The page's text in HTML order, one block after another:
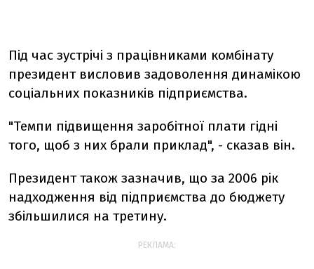
Під час зустрічі з працівниками комбінату
президент висловив задоволення динамікою
соціальних показників підприємства.
"Темпи підвищення заробітної плати гідні
того, щоб з них брали приклад", - сказав він.
Президент також зазначив, що за 2006 рік
надходження від підприємства до бюджету
збільшилися на третину.
РЕКЛАМА: